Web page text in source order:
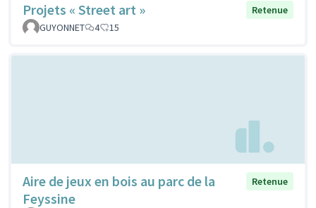
Projets « Street art »
Retenue
GUYONNET
4 15
Aire de jeux en bois au parc de la
Feyssine
Retenue